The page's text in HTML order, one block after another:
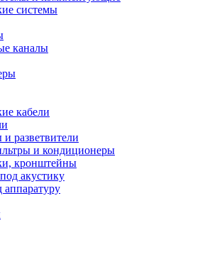
системы
каналы
кабели
разветвители
и кондиционеры
кронштейны
акустику